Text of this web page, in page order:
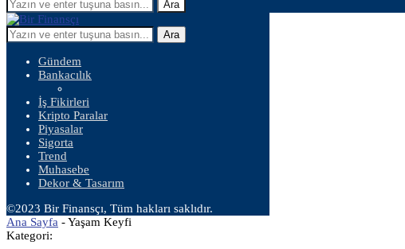
Ara
Ara
Gündem
Bankacılık
İş Fikirleri
Kripto Paralar
Piyasalar
Sigorta
Trend
Muhasebe
Dekor & Tasarım
©2023 Bir Finansçı, Tüm hakları saklıdır.
Ana Sayfa -Yaşam Keyfi
Kategori: